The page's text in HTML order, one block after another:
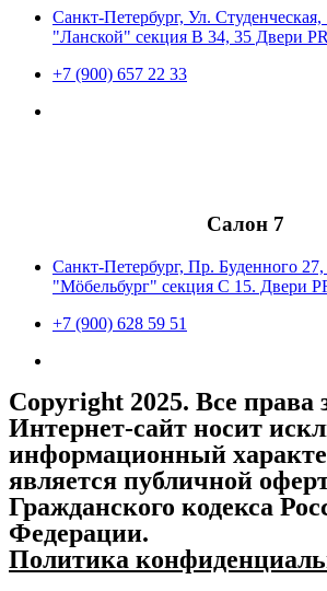
Санкт-Петербург, Ул.
"Ланской" секция В 34, 35 Двери
+7 (900) 657 22 33
Салон 7
Санкт-Петербург, Пр. Буденного
"Мöбельбург" секция С 15. Двери
+7 (900) 628 59 51
Copyright 2025. Все
Интернет-сайт носит
информационный
является публичной
Гражданского кодекса
Федерации.
Политика